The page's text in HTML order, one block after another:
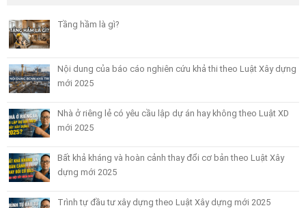
Tầng hầm là gì?
Nội dung của báo cáo nghiên cứu khả thi theo Luật Xây dựng
mới 2025
Nhà ở riêng lẻ có yêu cầu lập dự án hay không theo Luật XD
mới 2025
Bất khả kháng và hoàn cảnh thay đổi cơ bản theo Luật Xây
dựng mới 2025
Trình tự đầu tư xây dựng theo Luật Xây dựng mới 2025